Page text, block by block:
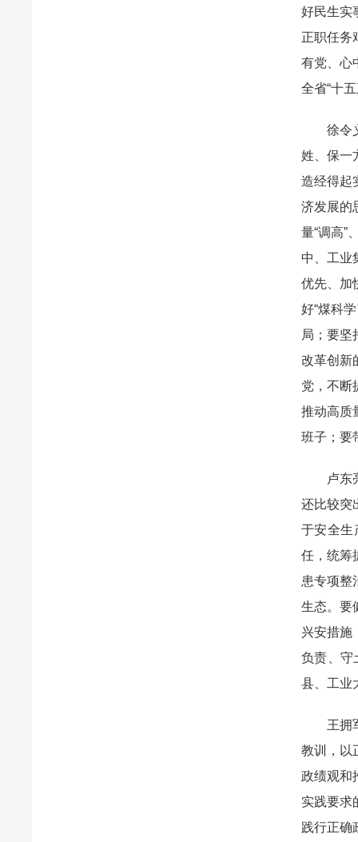
好民生实
正职任务
有党、心
全省“十
徐令义
姓、保一
造经得起
济发展的
量“调高”
中、工业
优先、加
好“煤科
局；要坚
改革创新
党，不断
推动高质
班子；要
卢东亮
还比较突
于安全生
任，统筹
患专项整
生态。要
兴安措施
负责、守
县、工业
王拥军
教训，以
政绩观和
实践要求
践行正确